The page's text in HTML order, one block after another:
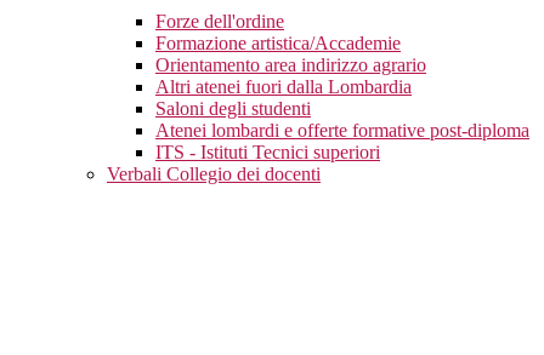
Forze dell'ordine
Formazione artistica/Accademie
Orientamento area indirizzo agrario
Altri atenei fuori dalla Lombardia
Saloni degli studenti
Atenei lombardi e offerte formative post-diploma
ITS - Istituti Tecnici superiori
Verbali Collegio dei docenti